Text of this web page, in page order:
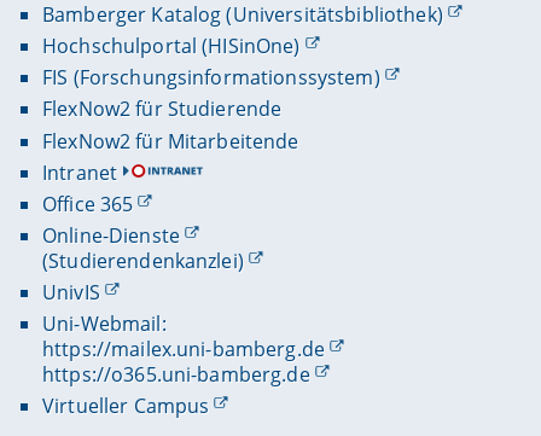
Bamberger Katalog (Universitätsbibliothek)
Hochschulportal (HISinOne)
FIS (Forschungsinformationssystem)
FlexNow2 für Studierende
FlexNow2 für Mitarbeitende
Intranet
Office 365
Online-Dienste
(Studierendenkanzlei)
UnivIS
Uni-Webmail:
https://mailex.uni-bamberg.de
https://o365.uni-bamberg.de
Virtueller Campus